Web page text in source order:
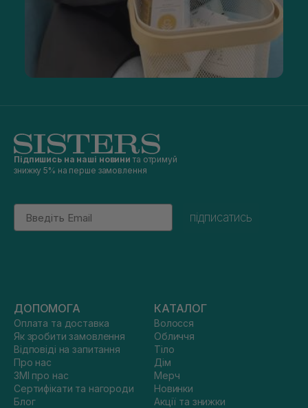
Підпишись на наші новини та отримуй
знижку 5% на перше замовлення
Email
підписатись
ДОПОМОГА
Оплата та доставка
Як зробити замовлення
Відповіді на запитання
Про нас
ЗМІ про нас
Сертифікати та нагороди
Блог
КАТАЛОГ
Волосся
Обличчя
Тіло
Дім
Мерч
Новинки
Акції та знижки